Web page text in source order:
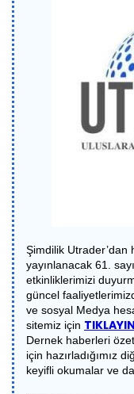
Şimdilik Utrader’dan
yayınlanacak 61.
etkinliklerimizi
güncel
ve sosyal Medya
sitemiz için
Dernek haberleri
için hazırladığımız
keyifli okumalar ve